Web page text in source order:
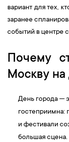
вариант для тех,
заранее
событий в центре
Почему
Москву на
День города —
гостеприимна:
и фестивали
большая сцена.